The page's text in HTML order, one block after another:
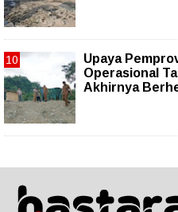
Upaya
Operasional
Akhirnya